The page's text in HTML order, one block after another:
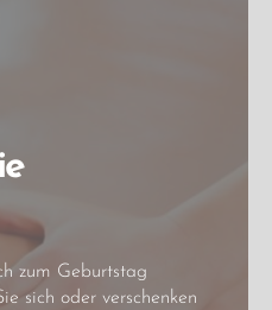
zum Geburtstag
sich oder verschenken